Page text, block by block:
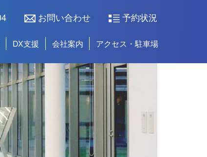
お問い合わせ 予約状況
DX支援 会社案内 アクセス・駐車場